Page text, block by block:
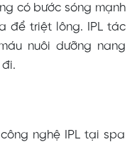
có bước sóng mạnh
để triệt lông. IPL tác
nuôi dưỡng nang
nghệ IPL tại spa